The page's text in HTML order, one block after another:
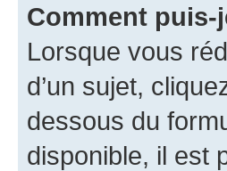
Comment puis-
Lorsque vous
d’un sujet,
dessous du
disponible, il est